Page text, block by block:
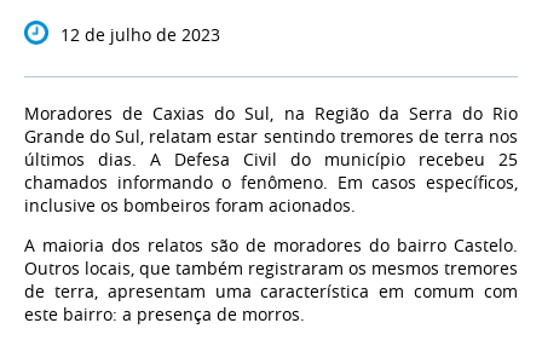
12 de julho de 2023
Moradores de Caxias do Sul, na Região da Serra do Rio
Grande do Sul, relatam estar sentindo tremores de terra nos
últimos dias. A Defesa Civil do município recebeu 25
chamados informando o fenômeno. Em casos específicos,
inclusive os bombeiros foram acionados.
A maioria dos relatos são de moradores do bairro Castelo.
Outros locais, que também registraram os mesmos tremores
de terra, apresentam uma característica em comum com
este bairro: a presença de morros.